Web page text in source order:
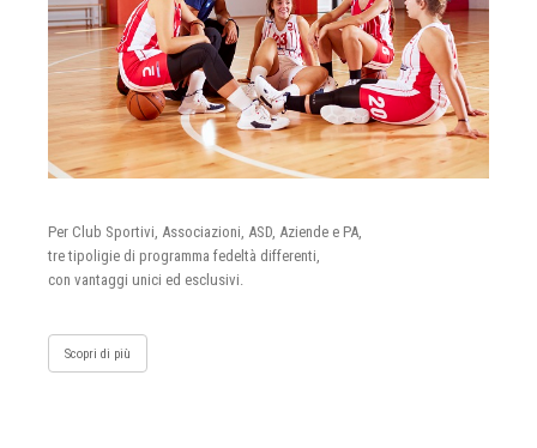
Per Club Sportivi, Associazioni, ASD, Aziende e PA,
tre tipoligie di programma fedeltà differenti,
con vantaggi unici ed esclusivi.
Scopri di più